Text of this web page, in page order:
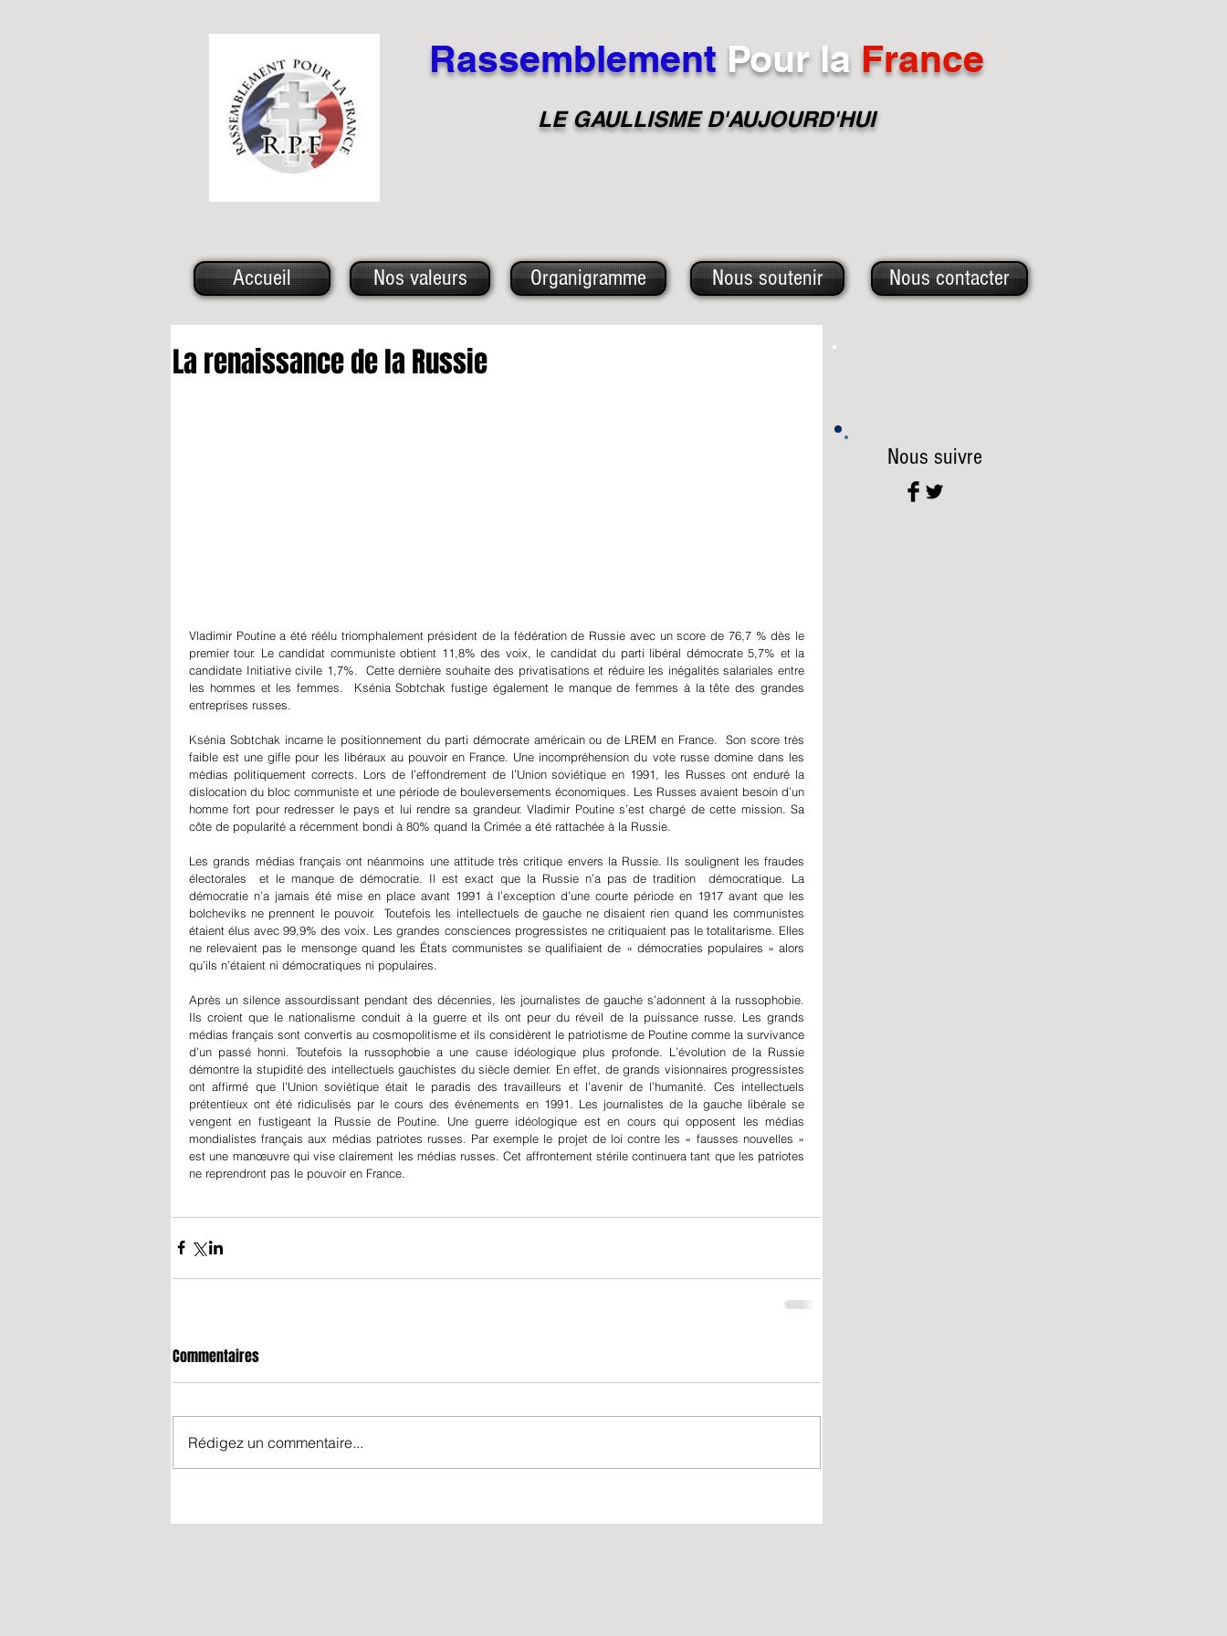
Rassemblement Pour la France
LE GAULLISME D'AUJOURD'HUI
Accueil Nos valeurs Organigramme Nous soutenir Nous contacter
La renaissance de la Russie
Vladimir Poutine a été réélu triomphalement président de la fédération de Russie avec un score de 76,7 % dès le
premier tour. Le candidat communiste obtient 11,8% des voix, le candidat du parti libéral démocrate 5,7% et la
candidate Initiative civile 1,7%.  Cette dernière souhaite des privatisations et réduire les inégalités salariales entre
les hommes et les femmes.  Ksénia Sobtchak fustige également le manque de femmes à la tête des grandes
entreprises russes.
Ksénia Sobtchak incarne le positionnement du parti démocrate américain ou de LREM en France.  Son score très
faible est une gifle pour les libéraux au pouvoir en France. Une incompréhension du vote russe domine dans les
médias politiquement corrects. Lors de l’effondrement de l’Union soviétique en 1991, les Russes ont enduré la
dislocation du bloc communiste et une période de bouleversements économiques. Les Russes avaient besoin d’un
homme fort pour redresser le pays et lui rendre sa grandeur. Vladimir Poutine s’est chargé de cette mission. Sa
côte de popularité a récemment bondi à 80% quand la Crimée a été rattachée à la Russie.
Les grands médias français ont néanmoins une attitude très critique envers la Russie. Ils soulignent les fraudes
électorales  et le manque de démocratie. Il est exact que la Russie n’a pas de tradition  démocratique. La
démocratie n’a jamais été mise en place avant 1991 à l’exception d’une courte période en 1917 avant que les
bolcheviks ne prennent le pouvoir.  Toutefois les intellectuels de gauche ne disaient rien quand les communistes
étaient élus avec 99,9% des voix. Les grandes consciences progressistes ne critiquaient pas le totalitarisme. Elles
ne relevaient pas le mensonge quand les États communistes se qualifiaient de « démocraties populaires » alors
qu’ils n’étaient ni démocratiques ni populaires.
Après un silence assourdissant pendant des décennies, les journalistes de gauche s’adonnent à la russophobie.
Ils croient que le nationalisme conduit à la guerre et ils ont peur du réveil de la puissance russe. Les grands
médias français sont convertis au cosmopolitisme et ils considèrent le patriotisme de Poutine comme la survivance
d’un passé honni. Toutefois la russophobie a une cause idéologique plus profonde. L’évolution de la Russie
démontre la stupidité des intellectuels gauchistes du siècle dernier. En effet, de grands visionnaires progressistes
ont affirmé que l’Union soviétique était le paradis des travailleurs et l’avenir de l’humanité. Ces intellectuels
prétentieux ont été ridiculisés par le cours des événements en 1991. Les journalistes de la gauche libérale se
vengent en fustigeant la Russie de Poutine. Une guerre idéologique est en cours qui opposent les médias
mondialistes français aux médias patriotes russes. Par exemple le projet de loi contre les « fausses nouvelles »
est une manœuvre qui vise clairement les médias russes. Cet affrontement stérile continuera tant que les patriotes
ne reprendront pas le pouvoir en France.
Commentaires
Rédigez un commentaire...
Nous suivre